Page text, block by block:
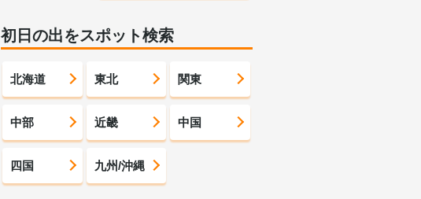
初日の出をスポット検索
北海道 東北 関東
中部 近畿 中国
四国 九州/沖縄